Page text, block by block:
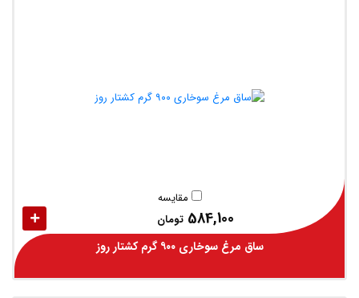
مقایسه
584,100 تومان
ساق مرغ سوخاری ۹۰۰ گرم کشتار روز